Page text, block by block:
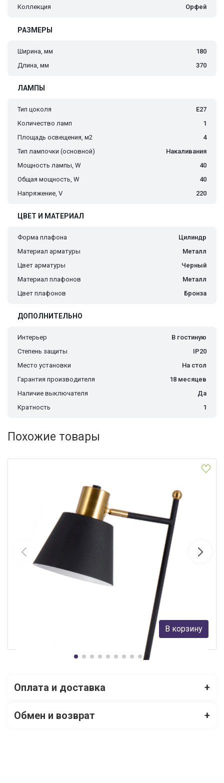
Коллекция
Орфей
РАЗМЕРЫ
Ширина, мм
180
Длина, мм
370
ЛАМПЫ
Тип цоколя
E27
Количество ламп
1
Площадь освещения, м2
4
Тип лампочки (основной)
Накаливания
Мощность лампы, W
40
Общая мощность, W
40
Напряжение, V
220
ЦВЕТ И МАТЕРИАЛ
Форма плафона
Цилиндр
Материал арматуры
Металл
Цвет арматуры
Черный
Материал плафонов
Металл
Цвет плафонов
Бронза
ДОПОЛНИТЕЛЬНО
Интерьер
В гостиную
Степень защиты
IP20
Место установки
На стол
Гарантия производителя
18 месяцев
Наличие выключателя
Да
Кратность
1
Похожие товары
Настольная лампа Kink Light 07023-1
В корзину
Оплата и доставка +
Обмен и возврат +